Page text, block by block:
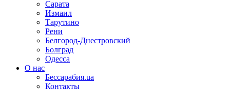
Сарата
Измаил
Тарутино
Рени
Белгород-Днестровский
Болград
Одесса
О нас
Бессарабия.ua
Контакты